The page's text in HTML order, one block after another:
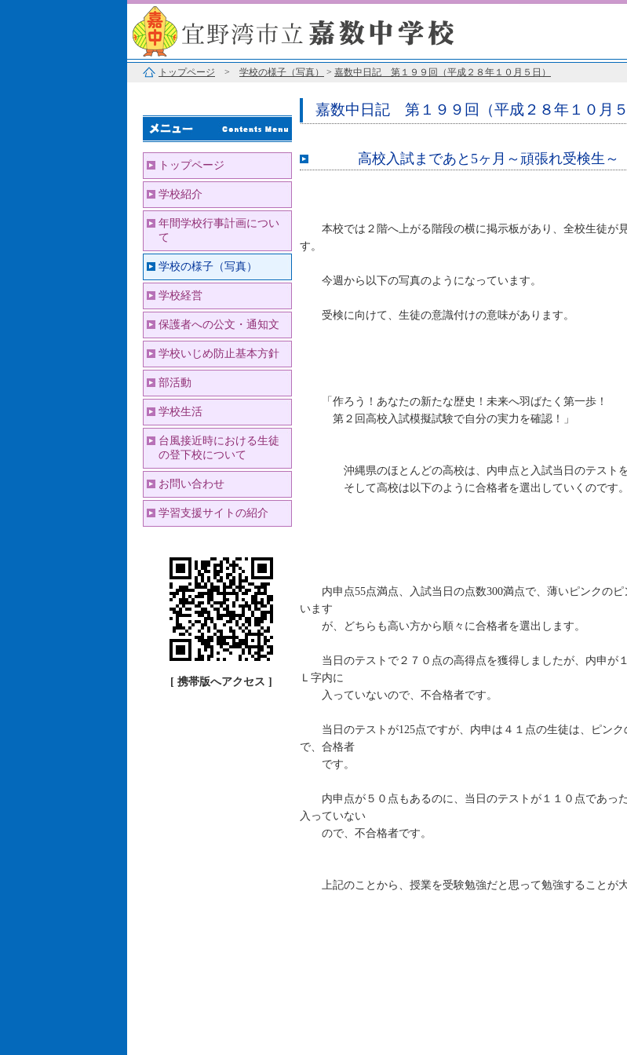
トップページ > 学校の様子（写真） > 嘉数中日記 第１９９回（平成２８年１０月５日）
嘉数中日記 第１９９回（平成２８年１０月５
高校入試まであと5ヶ月～頑張れ受検生～
本校では２階へ上がる階段の横に掲示板があり、全校生徒が
す。
今週から以下の写真のようになっています。
受検に向けて、生徒の意識付けの意味があります。
「作ろう！あなたの新たな歴史！未来へ羽ばたく第一歩！
第２回高校入試模擬試験で自分の実力を確認！」
沖縄県のほとんどの高校は、内申点と入試当日のテストを
そして高校は以下のように合格者を選出していくのです。
内申点55点満点、入試当日の点数300満点で、薄いピンクのピ
います
が、どちらも高い方から順々に合格者を選出します。
当日のテストで２７０点の高得点を獲得しましたが、内申が
Ｌ字内に
入っていないので、不合格者です。
当日のテストが125点ですが、内申は４１点の生徒は、ピンク
で、合格者
です。
内申点が５０点もあるのに、当日のテストが１１０点であっ
入っていない
ので、不合格者です。
上記のことから、授業を受験勉強だと思って勉強することが大
トップページ
学校紹介
年間学校行事計画につい
て
学校の様子（写真）
学校経営
保護者への公文・通知文
学校いじめ防止基本方針
部活動
学校生活
台風接近時における生徒
の登下校について
お問い合わせ
学習支援サイトの紹介
[ 携帯版へアクセス ]